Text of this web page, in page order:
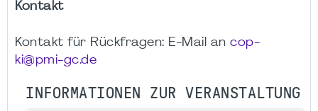
Kontakt
Kontakt für Rückfragen: E-Mail an cop-
ki@pmi-gc.de
INFORMATIONEN ZUR VERANSTALTUNG